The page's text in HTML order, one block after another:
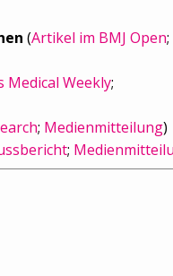
(Artikel im BMJ Open;
Medical Weekly;
; Medienmitteilung)
;